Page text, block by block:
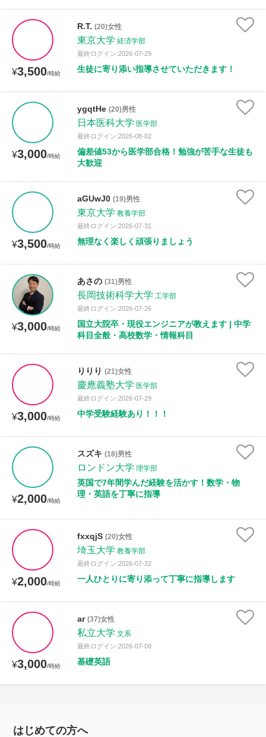
¥3,500/時給
R.T. (20)女性
東京大学 経済学部
最終ログイン:2026-07-29
生徒に寄り添い指導させていただきます！
¥3,000/時給
ygqtHe (20)男性
日本医科大学 医学部
最終ログイン:2026-08-02
偏差値53から医学部合格！勉強が苦手な生徒も
大歓迎
¥3,500/時給
aGUwJ0 (19)男性
東京大学 教養学部
最終ログイン:2026-07-31
無理なく楽しく頑張りましょう
¥3,000/時給
あさの (31)男性
長岡技術科学大学 工学部
最終ログイン:2026-07-26
国立大院卒・現役エンジニアが教えます | 中学
科目全般・高校数学・情報科目
¥3,000/時給
りりり (21)女性
慶應義塾大学 医学部
最終ログイン:2026-07-29
中学受験経験あり！！！
¥2,000/時給
スズキ (18)男性
ロンドン大学 理学部
英国で7年間学んだ経験を活かす！数学・物
理・英語を丁寧に指導
¥2,000/時給
fxxqjS (20)女性
埼玉大学 教養学部
最終ログイン:2026-07-22
一人ひとりに寄り添って丁寧に指導します
¥3,000/時給
ar (37)女性
私立大学 文系
最終ログイン:2026-07-09
基礎英語
はじめての方へ